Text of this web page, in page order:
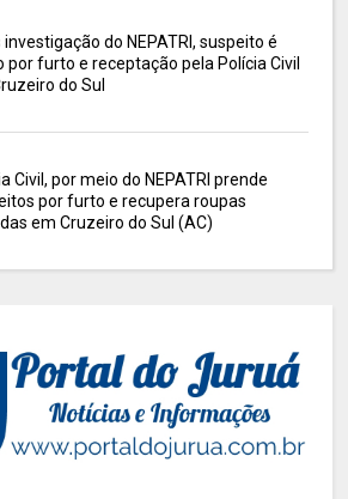
do NEPATRI, suspeito é
por furto e receptação pela Polícia Civil
do Sul
Civil, por meio do NEPATRI prende
por furto e recupera roupas
em Cruzeiro do Sul (AC)